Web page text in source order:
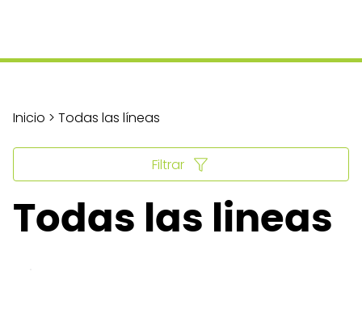
Todas las lineas
Inicio > Todas las líneas
Filtrar